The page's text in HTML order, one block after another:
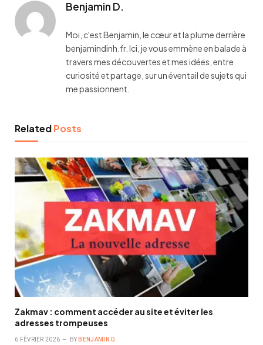
Benjamin D.
Moi, c'est Benjamin, le cœur et la plume derrière
benjamindinh.fr. Ici, je vous emmène en balade à
travers mes découvertes et mes idées, entre
curiosité et partage, sur un éventail de sujets qui
me passionnent.
RelatedPosts
Zakmav : comment accéder au site et éviter les
adresses trompeuses
6 FÉVRIER 2026 BY BENJAMIN D.